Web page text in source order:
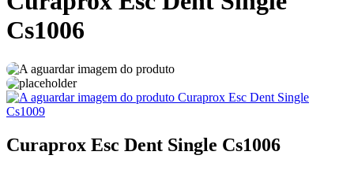
Cs1006
Curaprox Esc Dent Single
Cs1009
Curaprox Esc Dent Single Cs1006